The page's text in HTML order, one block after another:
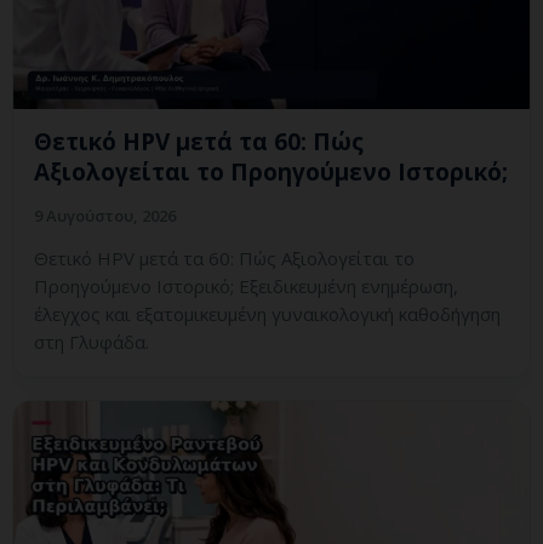
Θετικό HPV μετά τα 60: Πώς
Αξιολογείται το Προηγούμενο Ιστορικό;
Θετικό HPV μετά τα 60: Πώς Αξιολογείται το
Προηγούμενο Ιστορικό; Εξειδικευμένη ενημέρωση,
έλεγχος και εξατομικευμένη γυναικολογική καθοδήγηση
στη Γλυφάδα.